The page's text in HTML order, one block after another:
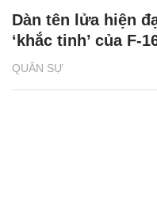
QUÂN SỰ
Dàn tên lửa hiện
‘khắc tinh’ của F-